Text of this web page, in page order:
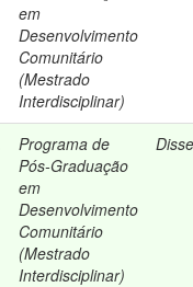
em
Desenvolvimento
Comunitário
(Mestrado
Interdisciplinar)
Programa de
Pós-Graduação
em
Desenvolvimento
Comunitário
(Mestrado
Interdisciplinar)